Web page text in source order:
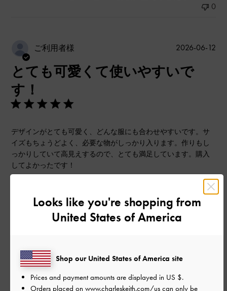
0
ご利用者様
とても可愛くて使いやすいで
す！
デザインがとても可愛く、どんな服にも合わせやすいです。サ
イズもちょうどよく、必要な物がしっかり入ります。作りもし
っかりしていて高見えするので、とても満足しています。購入
してよかったです！
デザイン
とても良かった
とても良かった
公
2026-06-12
Looks like you're shopping from
United States of America
Shop our United States of America site
Prices and payment amounts are displayed in US $.
Orders placed on www.charleskeith.com/us can only be